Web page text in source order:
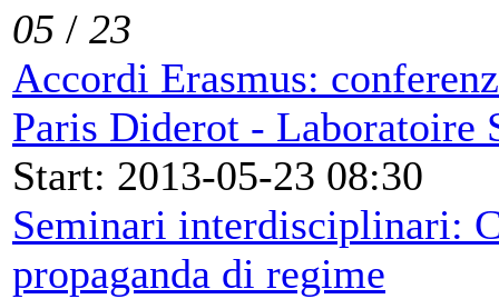
05 / 23
Accordi Erasmus:
Paris Diderot - Laboratoire
Start: 2013-05-23 08:30
Seminari interdisciplinari:
propaganda di regime